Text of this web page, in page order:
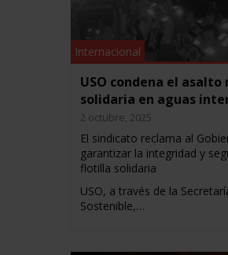
Internacional
USO condena el
solidaria en aguas
2 octubre, 2025
El sindicato reclama al
garantizar la integridad y
flotilla solidaria
USO, a través de la
Sostenible,…